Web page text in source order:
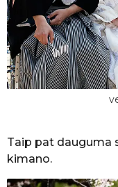
Taip pat dauguma
kimano.